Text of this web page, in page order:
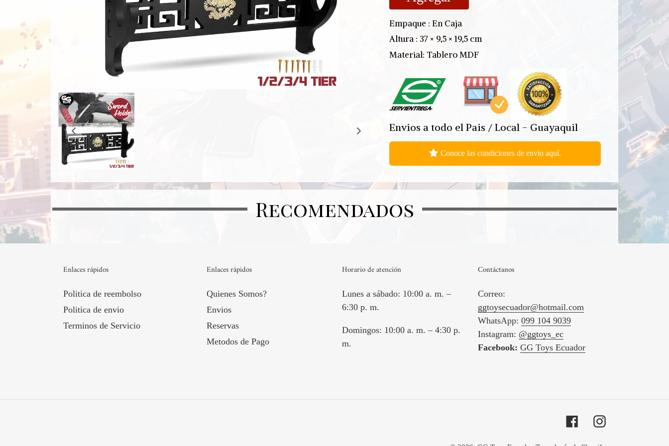
Empaque : En Caja
Altura : 37 × 9,5 × 19,5 cm
Material: Tablero MDF
Envios a todo el Pais / Local - Guayaquil
Conoce las condiciones de envio aquí.
Recomendados
Enlaces rápidos
Politica de reembolso
Politica de envio
Terminos de Servicio
Enlaces rápidos
Quienes Somos?
Envios
Reservas
Metodos de Pago
Horario de atención
Lunes a sábado: 10:00 a. m. –
6:30 p. m.
Domingos: 10:00 a. m. – 4:30 p.
m.
Contáctanos
Correo:
ggtoysecuador@hotmail.com
WhatsApp: 099 104 9039
Instagram: @ggtoys_ec
Facebook: GG Toys Ecuador
FacebookInstagram